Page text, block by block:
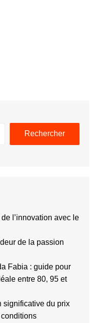
Rechercher
l’innovation avec le
de la passion
Fabia : guide pour
entre 80, 95 et
significative du prix